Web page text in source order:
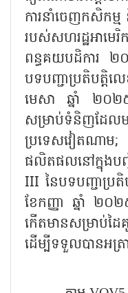
ការនាំចេញកសិកម្
របស់សហរដ្ឋអាមេរិក
ពន្ធគយបដិការ
បទបញ្ជាប្រតិបត្
មេសា ឆ្នាំ ២០២៥
សម្រាប់ទំនិញដែល
ប្រទេសវៀតណា
ផលិតផលនៅក្នុងបញ្
III នៃបទបញ្ជាប្រ
ខែកញ្ញា ឆ្នាំ ២០
កើតមានសម្រាប់ដ
ដើម្បីទទួលបានអត្រ